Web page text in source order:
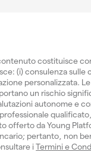
costituisce
(i) consulenza sulle
personalizzata.
un rischio
autonome e
offerto da Young
pertanto, non
iTermini e